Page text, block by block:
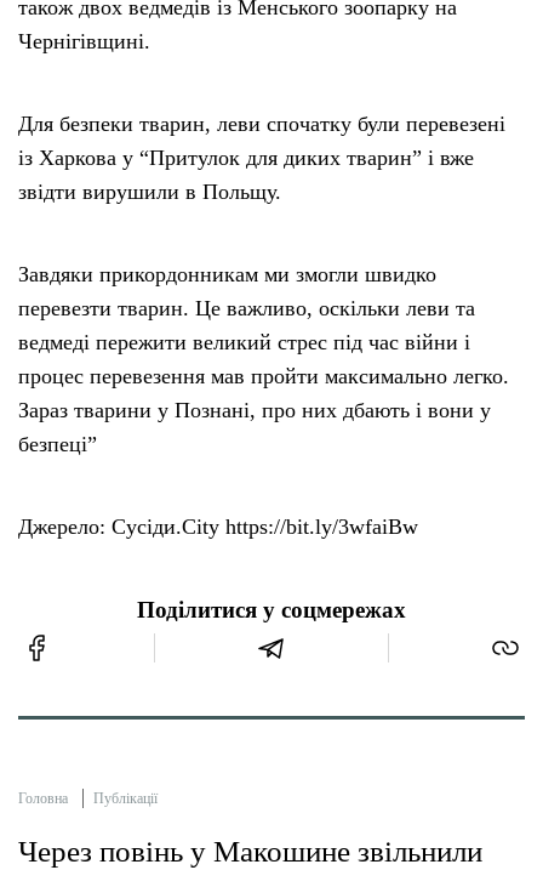
також двох ведмедів із Менського зоопарку на
Чернігівщині.
Для безпеки тварин, леви спочатку були перевезені
із Харкова у “Притулок для диких тварин” і вже
звідти вирушили в Польщу.
Завдяки прикордонникам ми змогли швидко
перевезти тварин. Це важливо, оскільки леви та
ведмеді пережити великий стрес під час війни і
процес перевезення мав пройти максимально легко.
Зараз тварини у Познані, про них дбають і вони у
безпеці”
Джерело: Сусіди.City https://bit.ly/3wfaiBw
Поділитися у соцмережах
Головна Публікації
Через повінь у Макошине звільнили